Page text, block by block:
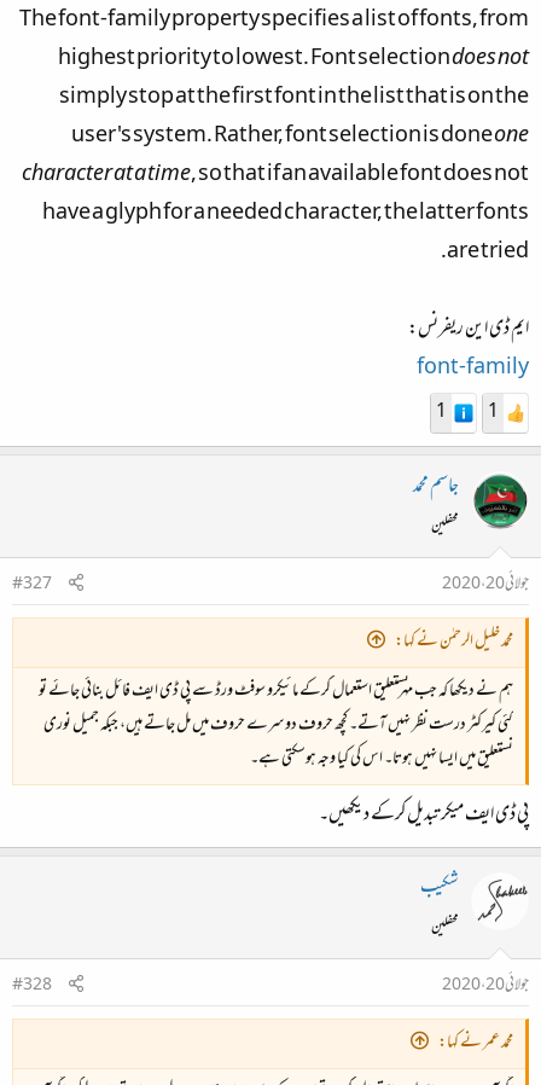
The font-family property specifies a list of fonts, from
highest priority to lowest. Font selectiondoes not
simply stop at the first font in the list that is on the
user's system. Rather, font selection is doneone
character at a time, so that if an available font does not
have a glyph for a needed character, the latter fonts
are tried.
ایم ڈی این ریفرنس:
font-family
1
1
جاسم محمد
محفلین
جولائی 20، 2020
#327
محمد خلیل الرحمٰن نے کہا:
ہم نے دیکھا کہ جب مہر نستعلیق استعمال کرکے مائیکرو سوفٹ ورڈ سے پی ڈی ایف فائل بنائی جائے تو
کئی کیرکٹر درست نظر نہیں آتے۔ کچھ حروف دوسرے حروف میں مل جاتے ہیں، جبکہ جمیل نوری
نستعلیق میں ایسا نہیں ہوتا۔ اس کی کیا وجہ ہوسکتی ہے۔
پی ڈی ایف میکر تبدیل کرکے دیکھیں۔
شکیب
محفلین
جولائی 20، 2020
#328
محمد عمر نے کہا: